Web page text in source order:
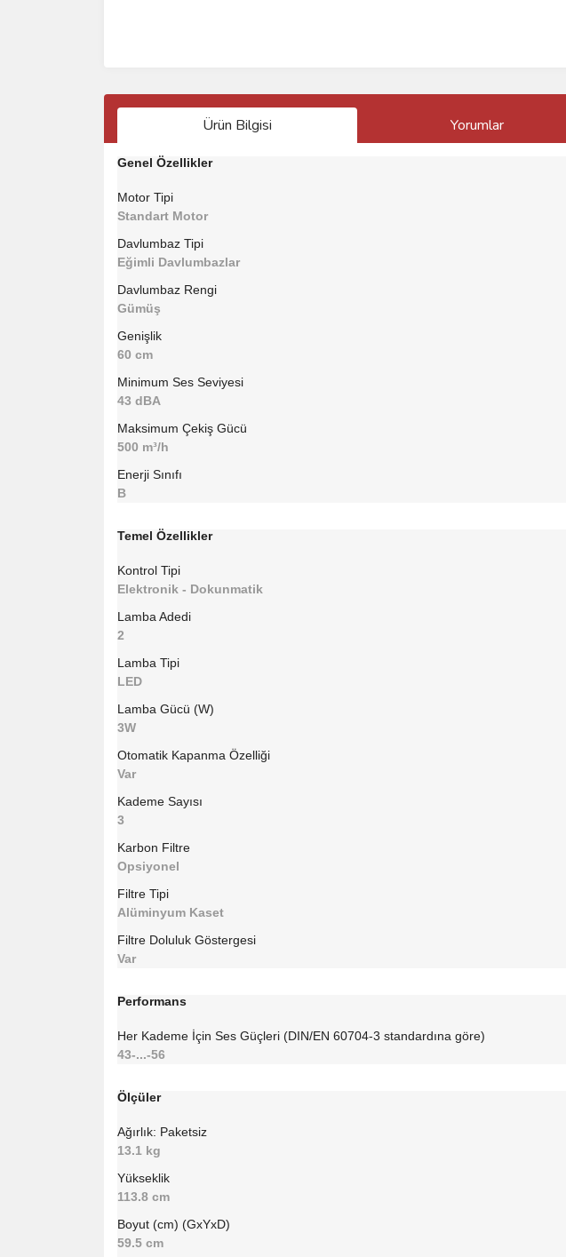
Ürün Bilgisi Yorumlar
Genel Özellikler
Motor Tipi
Standart Motor
Davlumbaz Tipi
Eğimli Davlumbazlar
Davlumbaz Rengi
Gümüş
Genişlik
60 cm
Minimum Ses Seviyesi
43 dBA
Maksimum Çekiş Gücü
500 m³/h
Enerji Sınıfı
B
Temel Özellikler
Kontrol Tipi
Elektronik - Dokunmatik
Lamba Adedi
2
Lamba Tipi
LED
Lamba Gücü (W)
3W
Otomatik Kapanma Özelliği
Var
Kademe Sayısı
3
Karbon Filtre
Opsiyonel
Filtre Tipi
Alüminyum Kaset
Filtre Doluluk Göstergesi
Var
Performans
Her Kademe İçin Ses Güçleri (DIN/EN 60704-3 standardına göre)
43-...-56
Ölçüler
Ağırlık: Paketsiz
13.1 kg
Yükseklik
113.8 cm
Boyut (cm) (GxYxD)
59.5 cm